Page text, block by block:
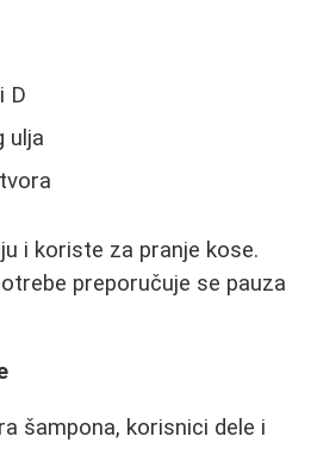
D
ulja
i koriste za pranje kose.
preporučuje se pauza
šampona, korisnici dele i